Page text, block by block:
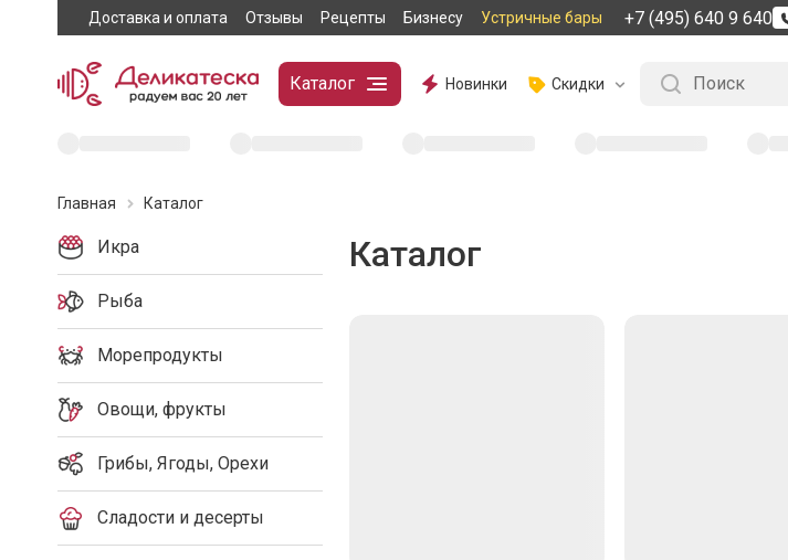
Доставка и оплата Отзывы Рецепты Бизнесу Устричные бары +7 (495) 640 9 640
Каталог Новинки Скидки
Главная Каталог
Икра
Рыба
Морепродукты
Овощи, фрукты
Грибы, Ягоды, Орехи
Сладости и десерты
Каталог